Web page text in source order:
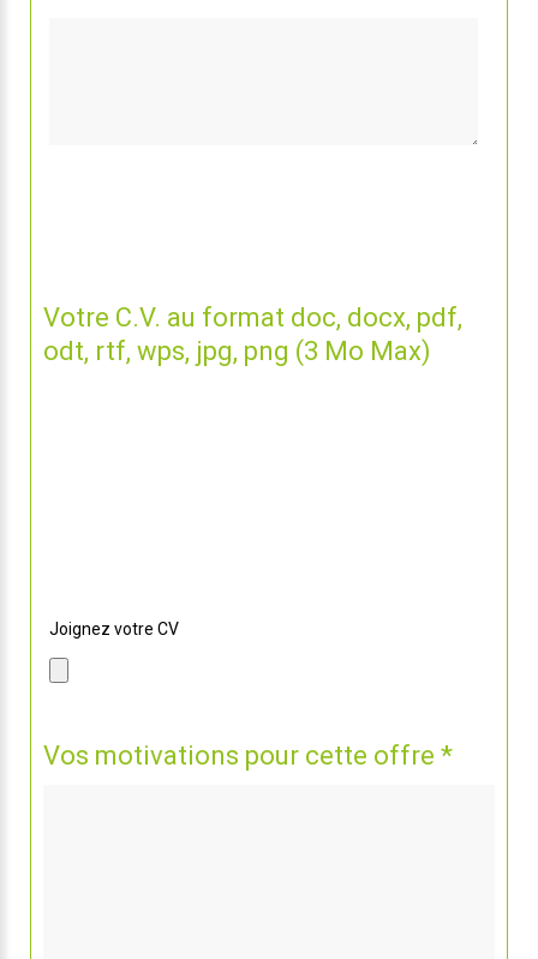
Votre C.V. au format doc, docx, pdf,
odt, rtf, wps, jpg, png (3 Mo Max)
Joignez votre CV
Vos motivations pour cette offre *